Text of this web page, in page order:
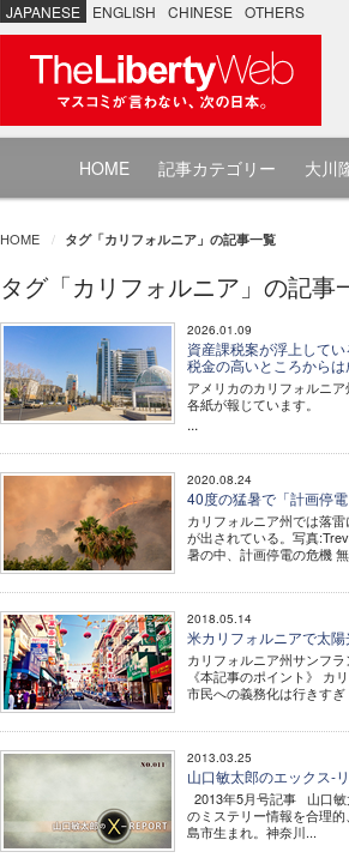
JAPANESE ENGLISH CHINESE OTHERS
HOME 記事カテゴリー 大川
HOME タグ「カリフォルニア」の記事一覧
タグ「カリフォルニア」の記事
2026.01.09
資産課税案が浮上して
税金の高いところからは
アメリカのカリフォルニ
各紙が報じています。
...
2020.08.24
40度の猛暑で「計画停
カリフォルニア州では落
が出されている。写真
暑の中、計画停電の危機
2018.05.14
米カリフォルニアで太
カリフォルニア州サンフ
《本記事のポイント》 カ
市民への義務化は行きす
2013.03.25
山口敏太郎のエックス-
2013年5月号記事 山口
のミステリー情報を合理
島市生まれ。神奈川...